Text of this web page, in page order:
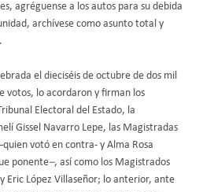
agréguense a los autos para su debida
archívese como asunto total y
el dieciséis de octubre de dos mil
votos, lo acordaron y firman los
Electoral del Estado, la
Gissel Navarro Lepe, las Magistradas
votó en contra- y Alma Rosa
ponente–, así como los Magistrados
Eric López Villaseñor; lo anterior, ante